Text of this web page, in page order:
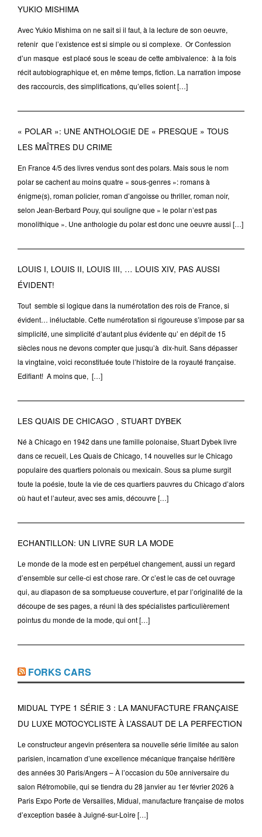
YUKIO MISHIMA
Avec Yukio Mishima on ne sait si il faut, à la lecture de son oeuvre,
retenir que l’existence est si simple ou si complexe. Or Confession
d’un masque est placé sous le sceau de cette ambivalence: à la fois
récit autobiographique et, en même temps, fiction. La narration impose
des raccourcis, des simplifications, qu’elles soient […]
« POLAR »: UNE ANTHOLOGIE DE « PRESQUE » TOUS
LES MAÎTRES DU CRIME
En France 4/5 des livres vendus sont des polars. Mais sous le nom
polar se cachent au moins quatre « sous-genres »: romans à
énigme(s), roman policier, roman d’angoisse ou thriller, roman noir,
selon Jean-Berbard Pouy, qui souligne que » le polar n’est pas
monolithique ». Une anthologie du polar est donc une oeuvre aussi […]
LOUIS I, LOUIS II, LOUIS III, … LOUIS XIV, PAS AUSSI
ÉVIDENT!
Tout semble si logique dans la numérotation des rois de France, si
évident… inéluctable. Cette numérotation si rigoureuse s’impose par sa
simplicité, une simplicité d’autant plus évidente qu’ en dépit de 15
siècles nous ne devons compter que jusqu’à dix-huit. Sans dépasser
la vingtaine, voici reconstituée toute l’histoire de la royauté française.
Edifiant! A moins que, […]
LES QUAIS DE CHICAGO , STUART DYBEK
Né à Chicago en 1942 dans une famille polonaise, Stuart Dybek livre
dans ce recueil, Les Quais de Chicago, 14 nouvelles sur le Chicago
populaire des quartiers polonais ou mexicain. Sous sa plume surgit
toute la poésie, toute la vie de ces quartiers pauvres du Chicago d’alors
où haut et l’auteur, avec ses amis, découvre […]
ECHANTILLON: UN LIVRE SUR LA MODE
Le monde de la mode est en perpétuel changement, aussi un regard
d’ensemble sur celle-ci est chose rare. Or c’est le cas de cet ouvrage
qui, au diapason de sa somptueuse couverture, et par l’originalité de la
découpe de ses pages, a réuni là des spécialistes particulièrement
pointus du monde de la mode, qui ont […]
FORKS CARS
MIDUAL TYPE 1 SÉRIE 3 : LA MANUFACTURE FRANÇAISE
DU LUXE MOTOCYCLISTE À L’ASSAUT DE LA PERFECTION
Le constructeur angevin présentera sa nouvelle série limitée au salon
parisien, incarnation d’une excellence mécanique française héritière
des années 30 Paris/Angers – À l’occasion du 50e anniversaire du
salon Rétromobile, qui se tiendra du 28 janvier au 1er février 2026 à
Paris Expo Porte de Versailles, Midual, manufacture française de motos
d’exception basée à Juigné-sur-Loire […]